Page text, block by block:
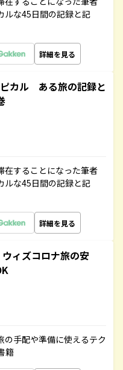
ルな45日間の記録と記
詳細を見る
カル ある旅の記録と
在することになった筆者
ルな45日間の記録と記
詳細を見る
ィズコロナ旅の安
手配や準備に使えるテク
籍